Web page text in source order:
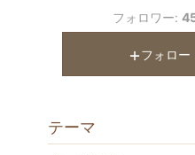
フォロワー:
フォロー
テーマ